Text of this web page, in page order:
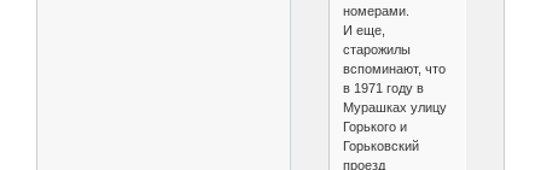
номерами.
И еще,
старожилы
вспоминают, что
в 1971 году в
Мурашках улицу
Горького и
Горьковский
проезд